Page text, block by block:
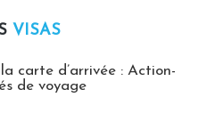
VISAS
carte d’arrivée : Action-
de voyage